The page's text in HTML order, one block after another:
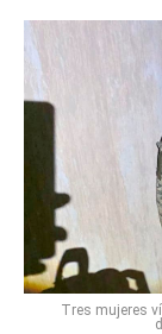
Tres mujeres